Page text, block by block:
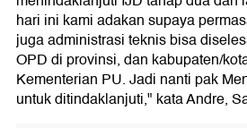
hari ini kami adakan supaya
juga administrasi teknis bisa
OPD di provinsi, dan kabupaten/
Kementerian PU. Jadi nanti pak
untuk ditindaklanjuti," kata Andre,